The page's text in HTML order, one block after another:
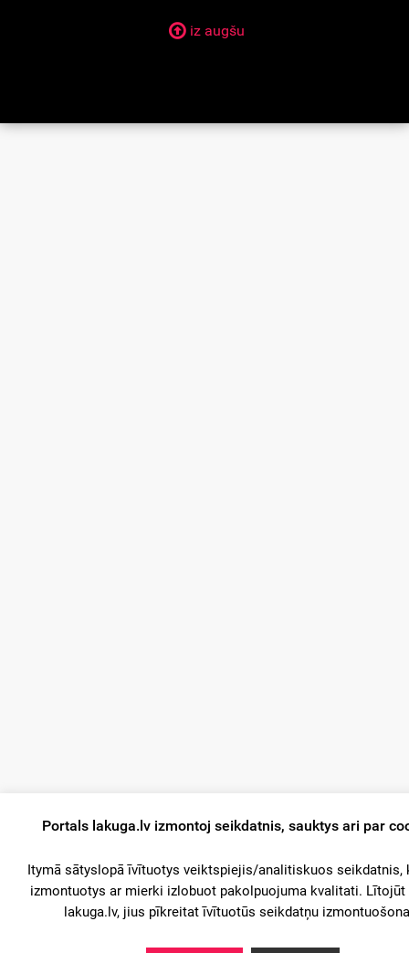
iz augšu
Portals lakuga.lv izmontoj seikdatnis, sauktys ari par
Itymā sātyslopā īvītuotys veiktspiejis/analitiskuos seikdatnis,
izmontuotys ar mierki izlobuot pakolpuojuma kvalitati. Lītojūt
lakuga.lv, jius pīkreitat īvītuotūs seikdatņu